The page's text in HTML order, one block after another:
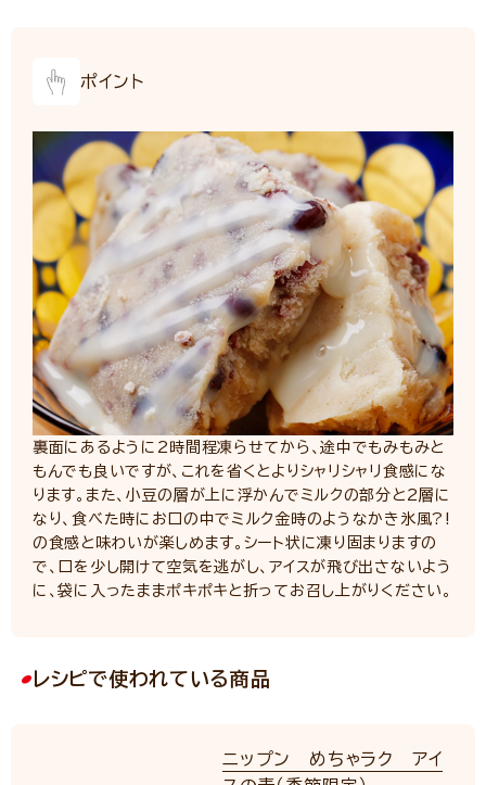
ポイント
裏面にあるように2時間程凍らせてから、途中でもみもみと
もんでも良いですが、これを省くとよりシャリシャリ食感にな
ります。また、小豆の層が上に浮かんでミルクの部分と2層に
なり、食べた時にお口の中でミルク金時のようなかき氷風?!
の食感と味わいが楽しめます。シート状に凍り固まりますの
で、口を少し開けて空気を逃がし、アイスが飛び出さないよう
に、袋に入ったままポキポキと折ってお召し上がりください。
レシピで使われている商品
ニップン めちゃラク アイ